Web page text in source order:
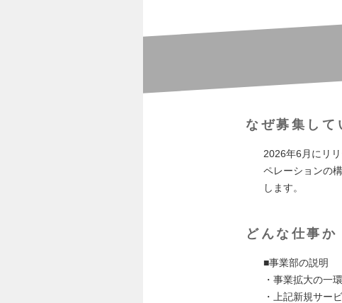
なぜ募集して
2026年6月にリ
ペレーションの
します。
どんな仕事か
■事業部の説明
・事業拡大の一
・上記新規サー